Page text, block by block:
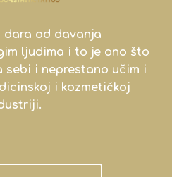
dara od davanja
ljudima i to je ono što
sebi i neprestano učim i
i kozmetičkoj